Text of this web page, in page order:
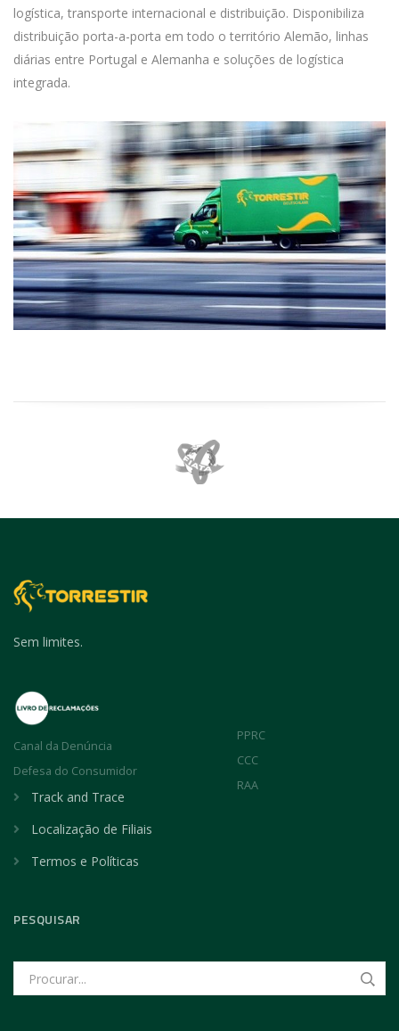
logística, transporte internacional e distribuição. Disponibiliza
distribuição porta-a-porta em todo o território Alemão, linhas
diárias entre Portugal e Alemanha e soluções de logística
integrada.
Sem limites.
Canal da Denúncia
Defesa do Consumidor
PPRC
CCC
RAA
Track and Trace
Localização de Filiais
Termos e Políticas
PESQUISAR